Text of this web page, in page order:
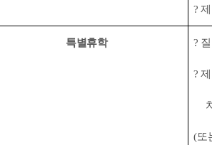
?
특별휴학 ?
?
(또